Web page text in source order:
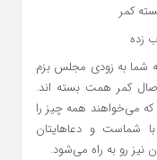
کمر
زده
شما به زودی مجلس بزم
کمر همت بسته اند.
می‌خواهند همه چیز را
شماست و دعاهایتان
رو به راه می‌شود.